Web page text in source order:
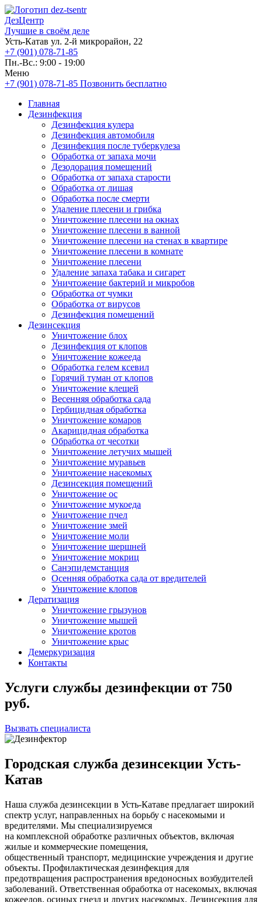
ДезЦентр
Лучшие в своём деле
Усть-Катав ул. 2-й микрорайон, 22
+7 (901) 078-71-85
Пн.-Вс.: 9:00 - 19:00
Меню
+7 (901) 078-71-85 Позвонить бесплатно
Главная
Дезинфекция
Дезинфекция кулера
Дезинфекция автомобиля
Дезинфекция после туберкулеза
Обработка от запаха мочи
Дезодорация помещений
Обработка от запаха старости
Обработка от лишая
Обработка после смерти
Удаление плесени и грибка
Уничтожение плесени на окнах
Уничтожение плесени в ванной
Уничтожение плесени на стенах в квартире
Уничтожение плесени в комнате
Уничтожение плесени
Удаление запаха табака и сигарет
Уничтожение бактерий и микробов
Обработка от чумки
Обработка от вирусов
Дезинфекция помещений
Дезинсекция
Уничтожение блох
Дезинфекция от клопов
Уничтожение кожееда
Обработка гелем ксевил
Горячий туман от клопов
Уничтожение клещей
Весенняя обработка сада
Гербицидная обработка
Уничтожение комаров
Акарицидная обработка
Обработка от чесотки
Уничтожение летучих мышей
Уничтожение муравьев
Уничтожение насекомых
Дезинсекция помещений
Уничтожение ос
Уничтожение мукоеда
Уничтожение пчел
Уничтожение змей
Уничтожение моли
Уничтожение шершней
Уничтожение мокриц
Санэпидемстанция
Осенняя обработка сада от вредителей
Уничтожение клопов
Дератизация
Уничтожение грызунов
Уничтожение мышей
Уничтожение кротов
Уничтожение крыс
Демеркуризация
Контакты
Услуги службы дезинфекции от 750
руб.
Вызвать специалиста
Городская служба дезинсекции Усть-
Катав
Наша служба дезинсекции в Усть-Катаве предлагает широкий
спектр услуг, направленных на борьбу с насекомыми и
вредителями. Мы специализируемся
на комплексной обработке различных объектов, включая
жилые и коммерческие помещения,
общественный транспорт, медицинские учреждения и другие
объекты. Профилактическая дезинфекция для
предотвращения распространения вредоносных возбудителей
заболеваний. Ответственная обработка от насекомых, включая
кожеедов, осиных гнезд и других насекомых. Дезинсекция для